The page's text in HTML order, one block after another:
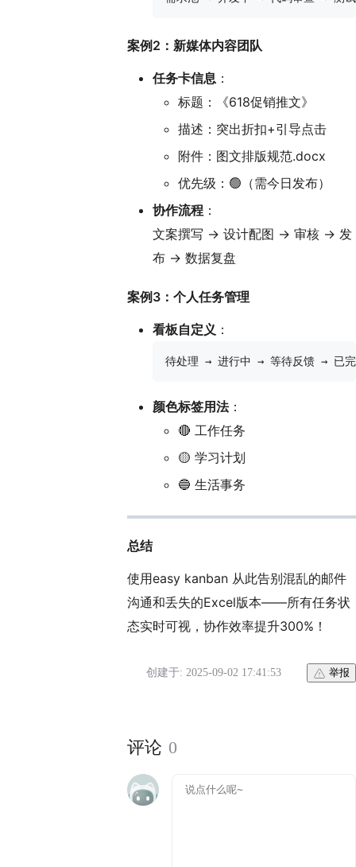
案例2：新媒体内容团队
任务卡信息 ：
标题：《618促销推文》
描述：突出折扣+引导点击
附件：图文排版规范.docx
优先级：🟢（需今日发布）
协作流程 ：
文案撰写 → 设计配图 → 审核 → 发
布 → 数据复盘
案例3：个人任务管理
看板自定义 ：
颜色标签用法：
🔴 工作任务
🟡 学习计划
🔵 生活事务
总结
使用easy kanban 从此告别混乱的邮件
沟通和丢失的Excel版本——所有任务状
态实时可视，协作效率提升300%！
创建于: 2025-09-02 17:41:53 举报
评论 0